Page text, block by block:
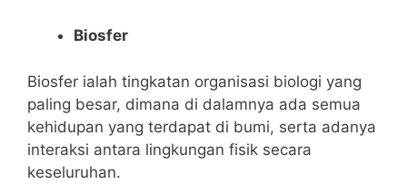
Biosfer
Biosfer ialah tingkatan organisasi biologi yang
paling besar, dimana di dalamnya ada semua
kehidupan yang terdapat di bumi, serta adanya
interaksi antara lingkungan fisik secara
keseluruhan.